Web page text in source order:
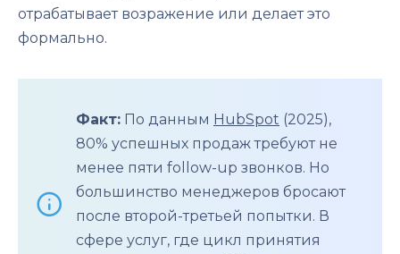
отрабатывает возражение или делает это
формально.
Факт: По данным HubSpot (2025),
80% успешных продаж требуют не
менее пяти follow-up звонков. Но
большинство менеджеров бросают
после второй-третьей попытки. В
сфере услуг, где цикл принятия